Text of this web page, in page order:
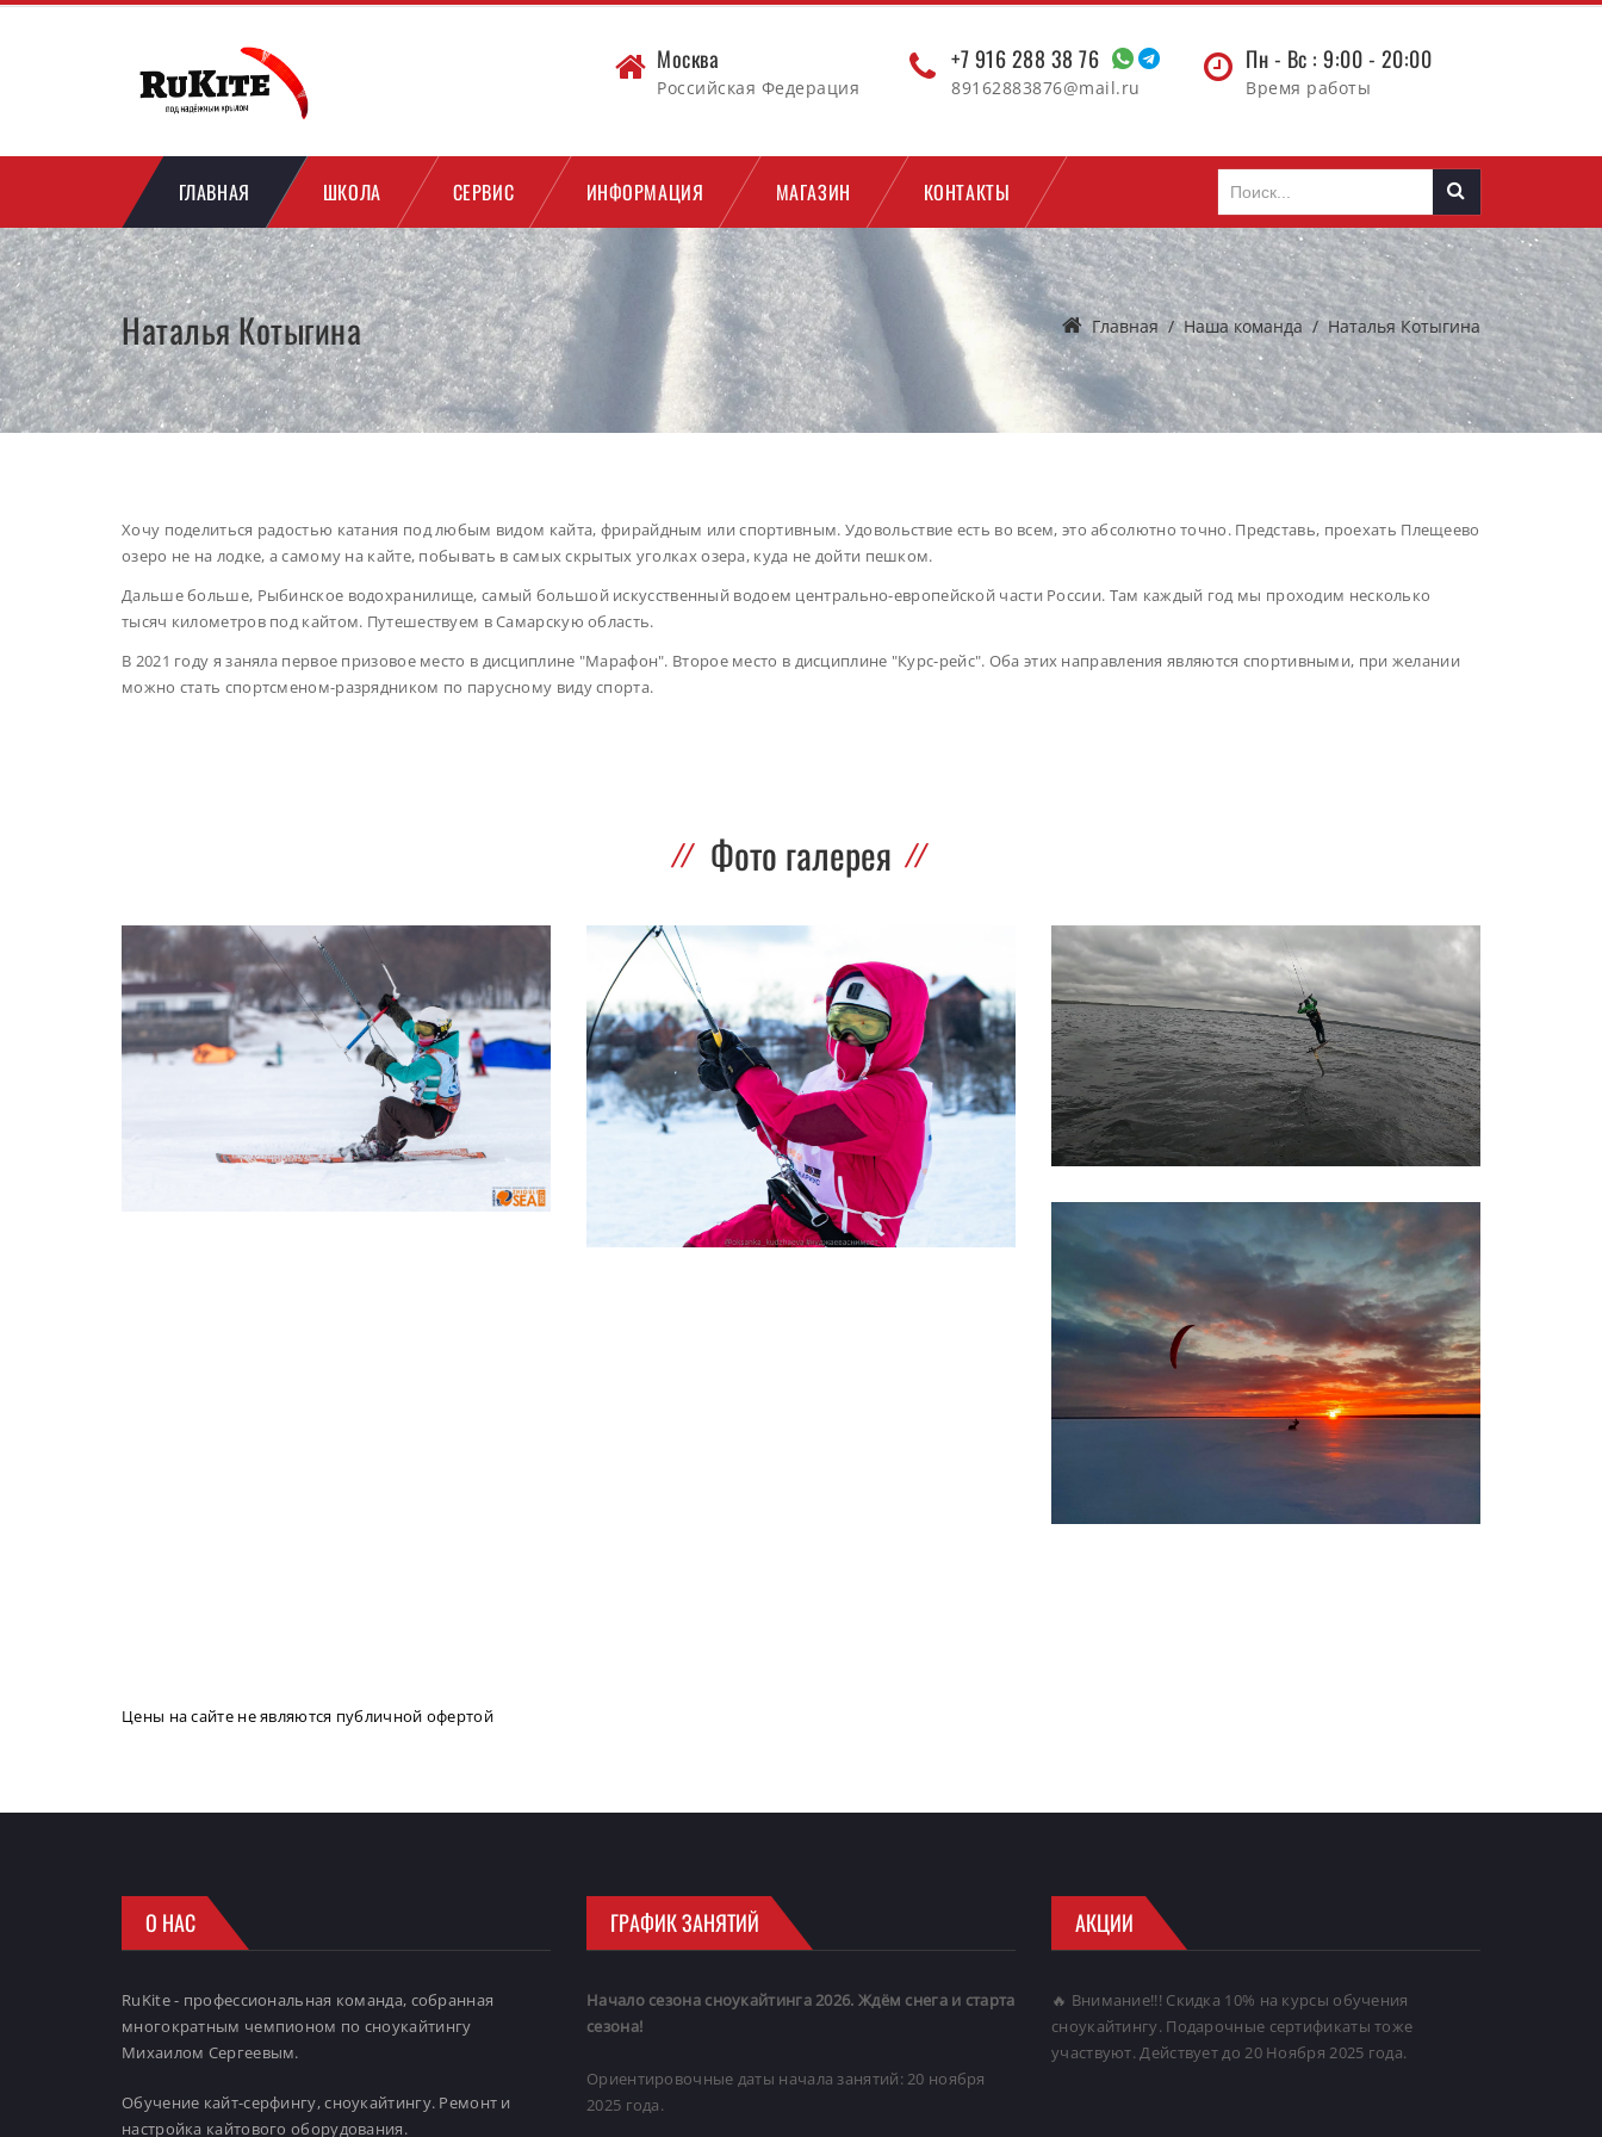
Москва
Российская Федерация
+7 916 288 38 76
89162883876@mail.ru
Пн - Вс : 9:00 - 20:00
Время работы
ГЛАВНАЯ ШКОЛА СЕРВИС ИНФОРМАЦИЯ МАГАЗИН КОНТАКТЫ
Наталья Котыгина Главная /Наша команда /Наталья Котыгина
Хочу поделиться радостью катания под любым видом кайта, фрирайдным или спортивным. Удовольствие есть во всем, это абсолютно точно. Представь, проехать Плещеево
озеро не на лодке, а самому на кайте, побывать в самых скрытых уголках озера, куда не дойти пешком.
Дальше больше, Рыбинское водохранилище, самый большой искусственный водоем центрально-европейской части России. Там каждый год мы проходим несколько
тысяч километров под кайтом. Путешествуем в Самарскую область.
В 2021 году я заняла первое призовое место в дисциплине "Марафон". Второе место в дисциплине "Курс-рейс". Оба этих направления являются спортивными, при желании
можно стать спортсменом-разрядником по парусному виду спорта.
Фото галерея
Цены на сайте не являются публичной офертой
О НАС
RuKite - профессиональная команда, собранная
многократным чемпионом по сноукайтингу
Михаилом Сергеевым.
Обучение кайт-серфингу, сноукайтингу. Ремонт и
настройка кайтового оборудования.
ГРАФИК ЗАНЯТИЙ
Начало сезона сноукайтинга 2026. Ждём снега и старта
сезона!
Ориентировочные даты начала занятий: 20 ноября
2025 года.
АКЦИИ
🔥 Внимание!!! Скидка 10% на курсы обучения
сноукайтингу. Подарочные сертификаты тоже
участвуют. Действует до 20 Ноября 2025 года.